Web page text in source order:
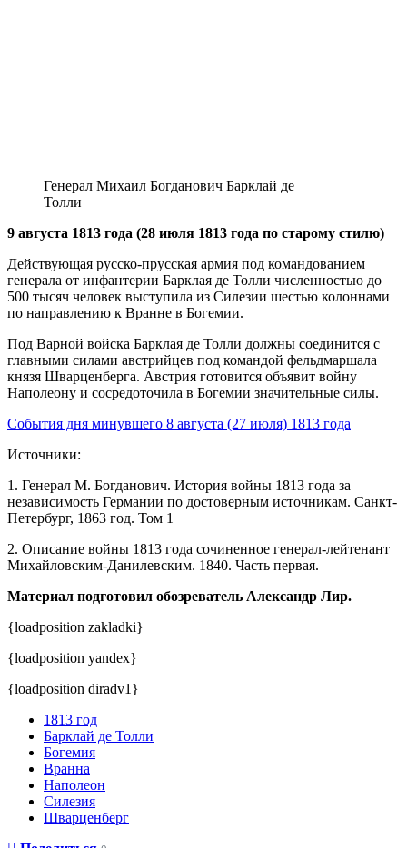
Генерал Михаил Богданович Барклай де
Толли
9 августа 1813 года (28 июля 1813 года по старому стилю)
Действующая русско-прусская армия под командованием
генерала от инфантерии Барклая де Толли численностью до
500 тысяч человек выступила из Силезии шестью колоннами
по направлению к Вранне в Богемии.
Под Варной войска Барклая де Толли должны соединится с
главными силами австрийцев под командой фельдмаршала
князя Шварценберга. Австрия готовится объявит войну
Наполеону и сосредоточила в Богемии значительные силы.
События дня минувшего 8 августа (27 июля) 1813 года
Источники:
1. Генерал М. Богданович. История войны 1813 года за
независимость Германии по достоверным источникам. Санкт-
Петербург, 1863 год. Том 1
2. Описание войны 1813 года сочиненное генерал-лейтенант
Михайловским-Данилевским. 1840. Часть первая.
Материал подготовил обозреватель Александр Лир.
{loadposition zakladki}
{loadposition yandex}
{loadposition diradv1}
1813 год
Барклай де Толли
Богемия
Вранна
Наполеон
Силезия
Шварценберг